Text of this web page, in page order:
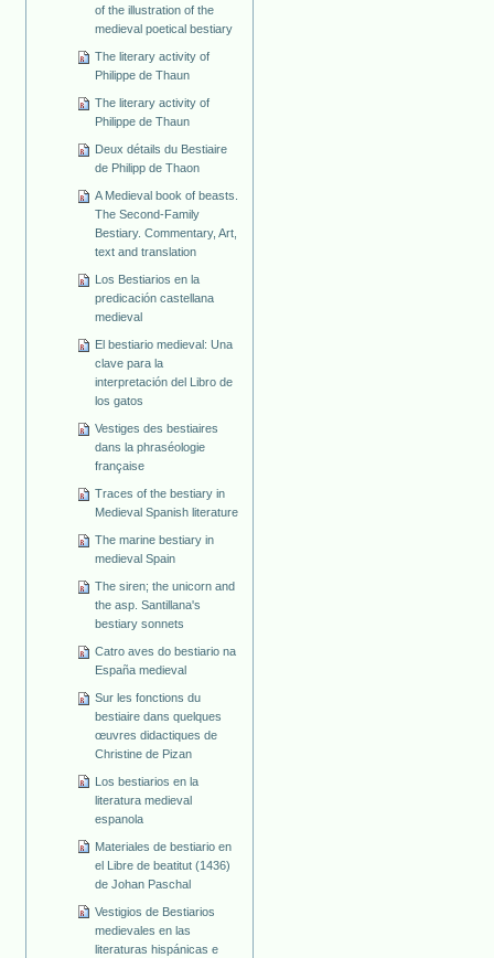
of the illustration of the
medieval poetical bestiary
The literary activity of
Philippe de Thaun
The literary activity of
Philippe de Thaun
Deux détails du Bestiaire
de Philipp de Thaon
A Medieval book of beasts.
The Second-Family
Bestiary. Commentary, Art,
text and translation
Los Bestiarios en la
predicación castellana
medieval
El bestiario medieval: Una
clave para la
interpretación del Libro de
los gatos
Vestiges des bestiaires
dans la phraséologie
française
Traces of the bestiary in
Medieval Spanish literature
The marine bestiary in
medieval Spain
The siren; the unicorn and
the asp. Santillana's
bestiary sonnets
Catro aves do bestiario na
España medieval
Sur les fonctions du
bestiaire dans quelques
œuvres didactiques de
Christine de Pizan
Los bestiarios en la
literatura medieval
espanola
Materiales de bestiario en
el Libre de beatitut (1436)
de Johan Paschal
Vestigios de Bestiarios
medievales en las
literaturas hispánicas e